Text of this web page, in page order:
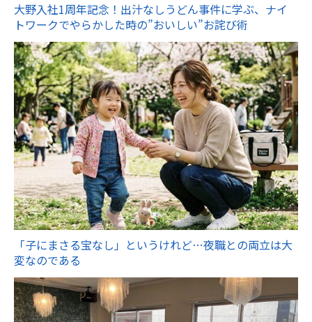
大野入社1周年記念！出汁なしうどん事件に学ぶ、ナイ
トワークでやらかした時の”おいしい”お詫び術
「子にまさる宝なし」というけれど…夜職との両立は大
変なのである